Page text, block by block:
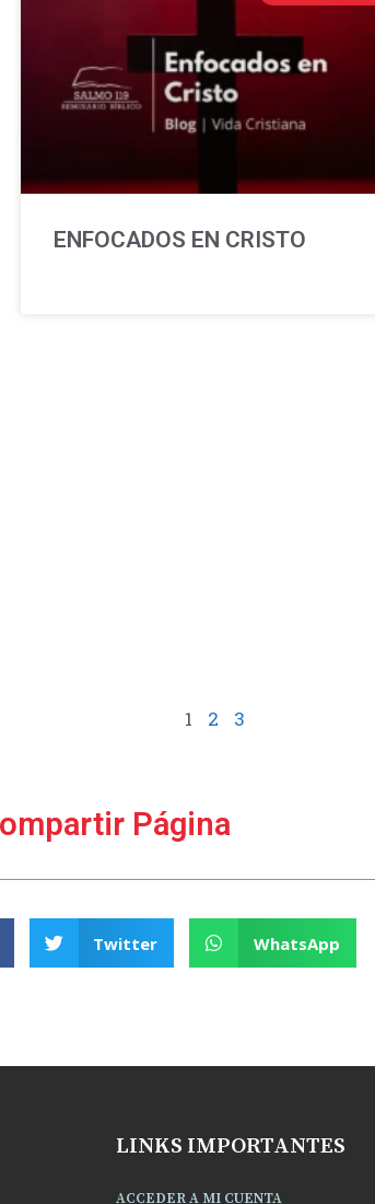
ENFOCADOS EN CRISTO
1 2 3
Página
Twitter WhatsApp
LINKS IMPORTANTES
ACCEDER A MI CUENTA